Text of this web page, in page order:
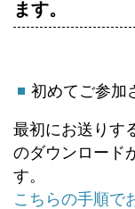
ます。
初めてご参加
最初にお送りす
のダウンロード
す。
こちらの手順で